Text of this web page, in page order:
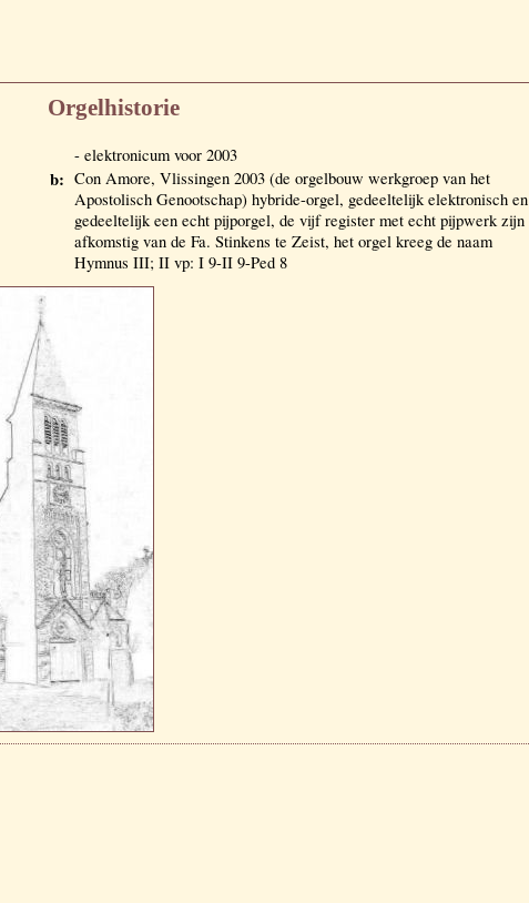
Orgelhistorie
- elektronicum voor 2003
b: Con Amore, Vlissingen 2003 (de orgelbouw werkgroep van het
Apostolisch Genootschap) hybride-orgel, gedeeltelijk elektronisch en
gedeeltelijk een echt pijporgel, de vijf register met echt pijpwerk zijn
afkomstig van de Fa. Stinkens te Zeist, het orgel kreeg de naam
Hymnus III; II vp: I 9-II 9-Ped 8